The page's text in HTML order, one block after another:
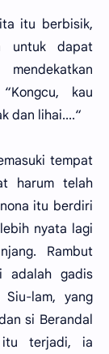
itu berbisik,
untuk dapat
kau
dan lihai....“
tempat
harum telah
itu berdiri
nyata lagi
Rambut
adalah gadis
lam, yang
si Berandal
terjadi, ia